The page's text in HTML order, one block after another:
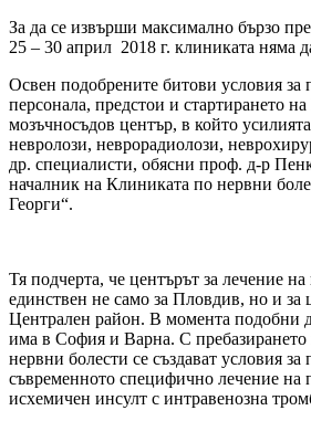
За да се извърши максимално бързо
25 – 30 април 2018 г. клиниката няма
Освен подобрените битови условия за
персонала, предстои и стартирането
мозъчносъдов център, в който
невролози, неврорадиолози,
др. специалисти, обясни проф. д-р
началник на Клиниката по нервни
Георги“.
Тя подчерта, че центърът за лечение
единствен не само за Пловдив, но и
Централен район. В момента подобни
има в София и Варна. С
нервни болести се създават условия за
съвременното специфично лечение на
исхемичен инсулт с интравенозна